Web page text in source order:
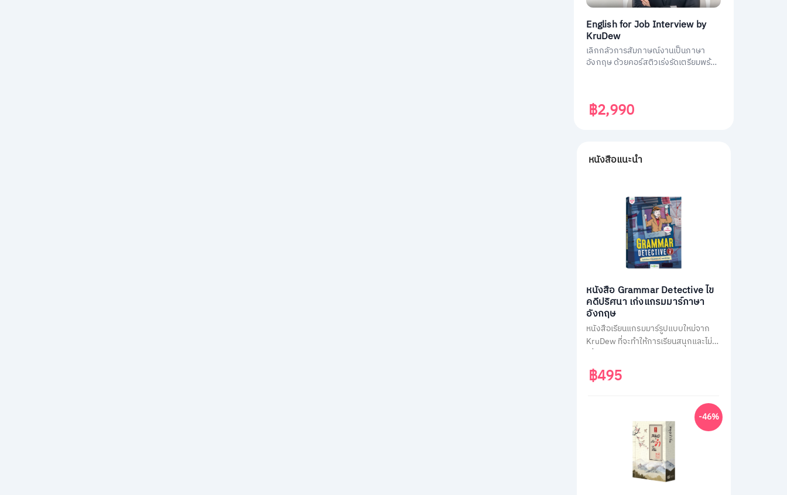
English for Job Interview by
KruDew
เลิกกลัวการสัมภาษณ์งานเป็นภาษา
อังกฤษ ด้วยคอร์สติวเร่งรัดเตรียมพร้อม
฿2,990
หนังสือแนะนำ
หนังสือ Grammar Detective ไข
คดีปริศนา เก่งแกรมมาร์ภาษา
อังกฤษ
หนังสือเรียนแกรมมาร์รูปแบบใหม่จาก
KruDew ที่จะทำให้การเรียนสนุกและไม่น่า
สวมบทนักสืบ ไขคดีปริศนาไปพร้อมกับ
การเรียนรู้หลักแกรมมาร์ที่ครอบคลุม
ฝึกหัดทบทวนความเข้าใจมากกว่า 400
฿495
-46%